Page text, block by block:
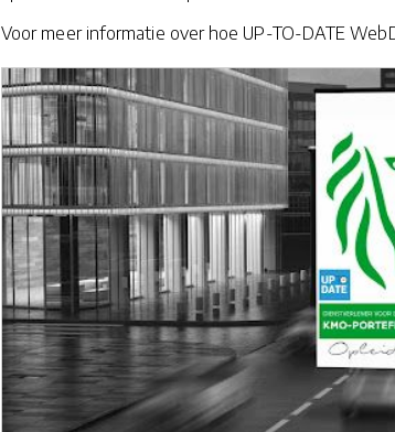
Voor meer informatie over hoe UP-TO-DATE